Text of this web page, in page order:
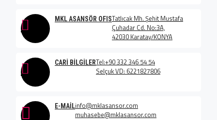
MKL ASANSÖR OFISTatlıcak Mh. Şehit Mustafa
Çuhadar Cd. No:3A,
42030 Karatay/KONYA
CARI BILGILERTel:+90 332 346 54 54
Selçuk VD: 6221827806
E-MAILinfo@mklasansor.com
muhasebe@mklasansor.com